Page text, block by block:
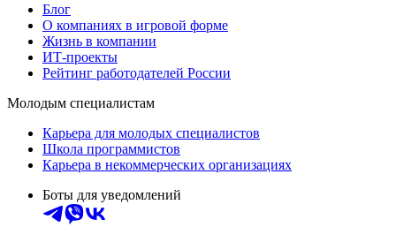
Блог
О компаниях в игровой форме
Жизнь в компании
ИТ-проекты
Рейтинг работодателей России
Молодым специалистам
Карьера для молодых специалистов
Школа программистов
Карьера в некоммерческих организациях
Боты для уведомлений